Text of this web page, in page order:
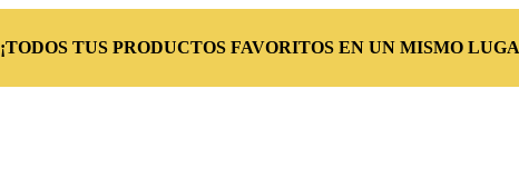
¡TODOS TUS PRODUCTOS FAVORITOS EN UN MISMO